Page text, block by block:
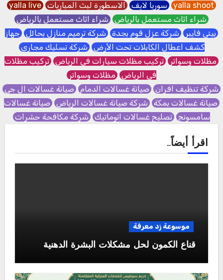
yalla shoot سوريا لايف الاسطورة لبث المباريات yalla live
شراء اثاث مستعمل بالرياض شراء اثاث مستعمل بالرياض
بيتي فايبر شركة عزل فوم بجدة شركة ترميم منازل بحائل جهاز
كشف اعطال الكابلات تحت الأرض شركة تسليك مجاري
مظلات وسواتر تركيب مظلات سيارات في الرياض تركيب مظلات
في الرياض مظلات وسواتر
شركة تنظيف افران صيانة غسالات الدمام صيانة غسالات ال جي
صيانة غسالات بمكة شركة صيانة غسالات الرياض صيانة غسالات
سامسونج تصليح غسالات اتوماتيك شركة مكافحة حشرات
اقرأ أيضاً..
موسوعة زد معرفة
قناع الكمون لحل مشكلات البشرة الدهنية